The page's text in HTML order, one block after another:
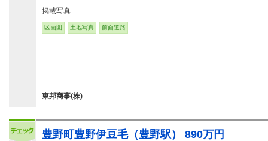
掲載写真
区画図 土地写真 前面道路
東邦商事(株)
豊野町豊野伊豆毛（豊野駅） 890万円